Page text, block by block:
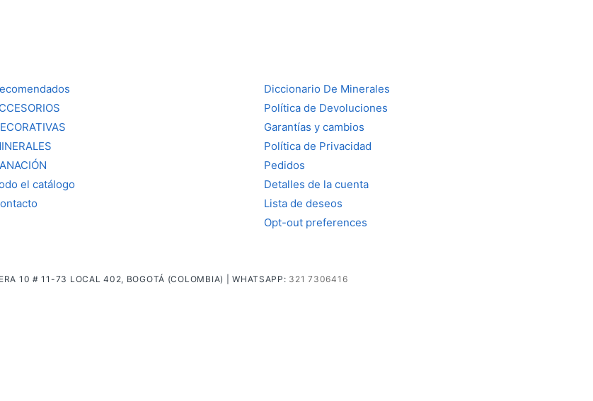
el catálogo
Diccionario De Minerales
Política de Devoluciones
Garantías y cambios
Política de Privacidad
Pedidos
Detalles de la cuenta
Lista de deseos
Opt-out preferences
10 # 11-73 LOCAL 402, BOGOTÁ (COLOMBIA) | WHATSAPP: 321 7306416